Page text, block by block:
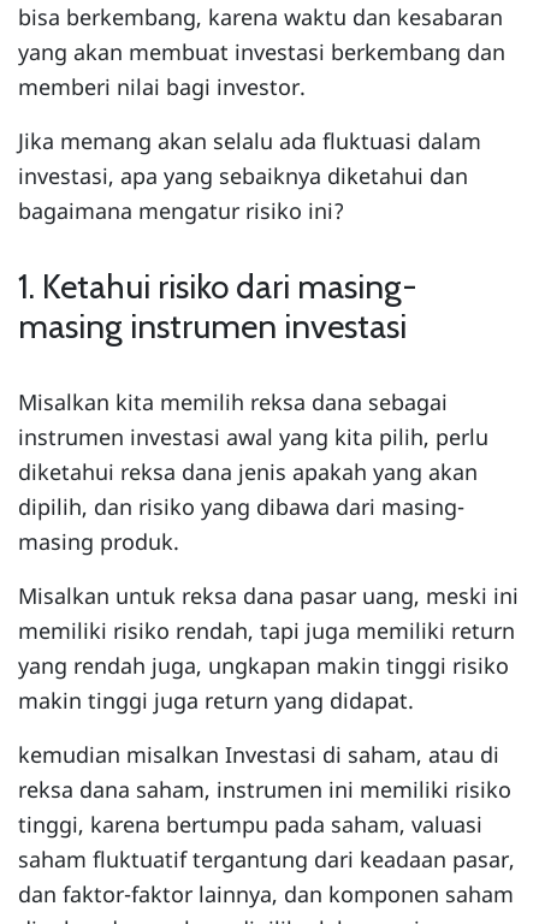
bisa berkembang, karena waktu dan kesabaran
yang akan membuat investasi berkembang dan
memberi nilai bagi investor.
Jika memang akan selalu ada fluktuasi dalam
investasi, apa yang sebaiknya diketahui dan
bagaimana mengatur risiko ini?
1. Ketahui risiko dari masing-
masing instrumen investasi
Misalkan kita memilih reksa dana sebagai
instrumen investasi awal yang kita pilih, perlu
diketahui reksa dana jenis apakah yang akan
dipilih, dan risiko yang dibawa dari masing-
masing produk.
Misalkan untuk reksa dana pasar uang, meski ini
memiliki risiko rendah, tapi juga memiliki return
yang rendah juga, ungkapan makin tinggi risiko
makin tinggi juga return yang didapat.
kemudian misalkan Investasi di saham, atau di
reksa dana saham, instrumen ini memiliki risiko
tinggi, karena bertumpu pada saham, valuasi
saham fluktuatif tergantung dari keadaan pasar,
dan faktor-faktor lainnya, dan komponen saham